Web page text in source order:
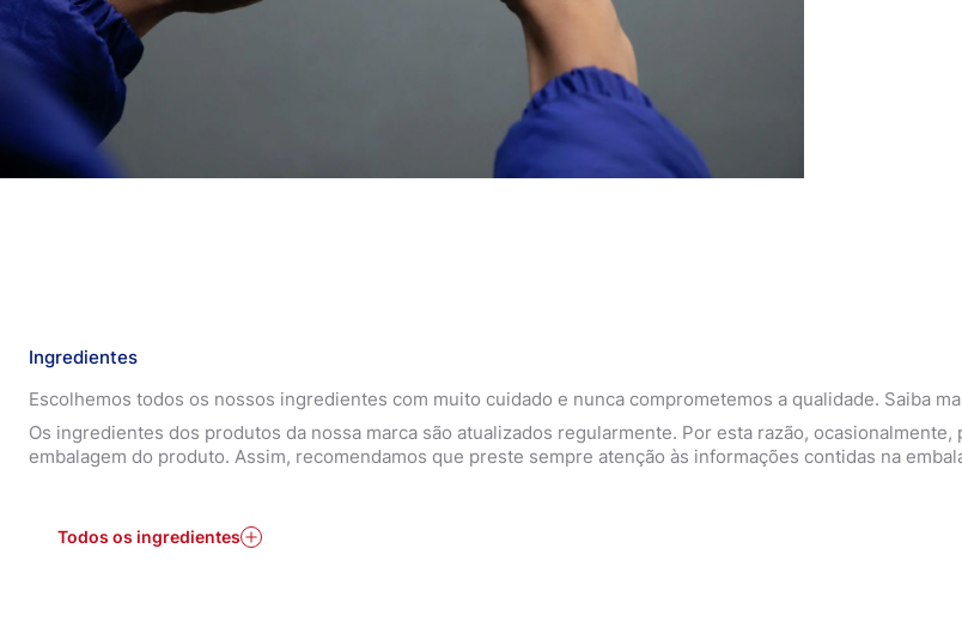
Ingredientes
Escolhemos todos os nossos ingredientes com muito cuidado e nunca comprometemos a qualidade. Saiba
Os ingredientes dos produtos da nossa marca são atualizados regularmente. Por esta razão,
embalagem do produto. Assim, recomendamos que preste sempre atenção às informações contidas na
Todos os ingredientes